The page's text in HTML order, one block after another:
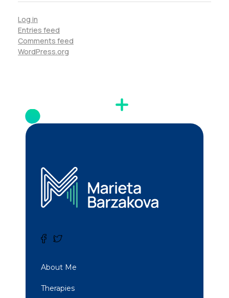
Log in
Entries feed
Comments feed
WordPress.org
About Me
Therapies